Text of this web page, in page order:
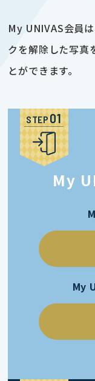
My UNIVAS会員
クを解除した写真
とができます。
STEP
My
My